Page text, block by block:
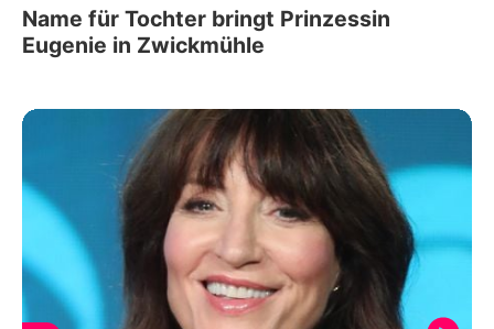
Name für Tochter bringt Prinzessin
Eugenie in Zwickmühle